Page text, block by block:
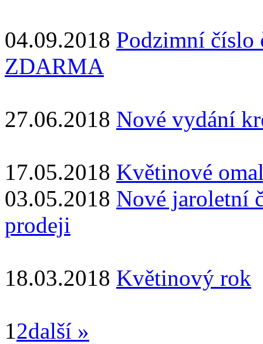
04.09.2018 Podzimní číslo
ZDARMA
27.06.2018 Nové vydání
17.05.2018 Květinové
03.05.2018 Nové jaroletní
prodeji
18.03.2018 Květinový rok
12další »